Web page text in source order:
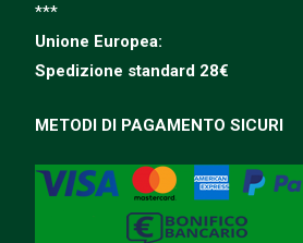
***
Unione Europea:
Spedizione standard 28€
METODI DI PAGAMENTO SICURI